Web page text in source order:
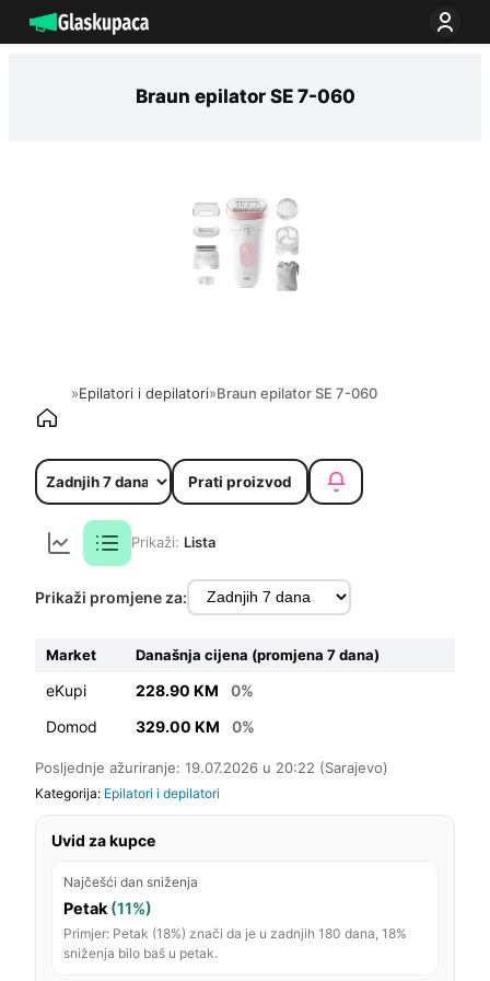
na
Braun epilator SE 7-060
»Epilatori i depilatori»Braun epilator SE 7-060
Prati proizvod
Prikaži: Lista
Prikaži promjene za:
Market Današnja cijena (promjena 7 dana)
eKupi 228.90 KM
0%
Domod
329.00 KM 0%
Posljednje ažuriranje: 19.07.2026 u 20:22 (Sarajevo)
Kategorija: Epilatori i depilatori
Uvid za kupce
Najčešći dan sniženja
Petak (11%)
Primjer: Petak (18%) znači da je u zadnjih 180 dana, 18%
sniženja bilo baš u petak.